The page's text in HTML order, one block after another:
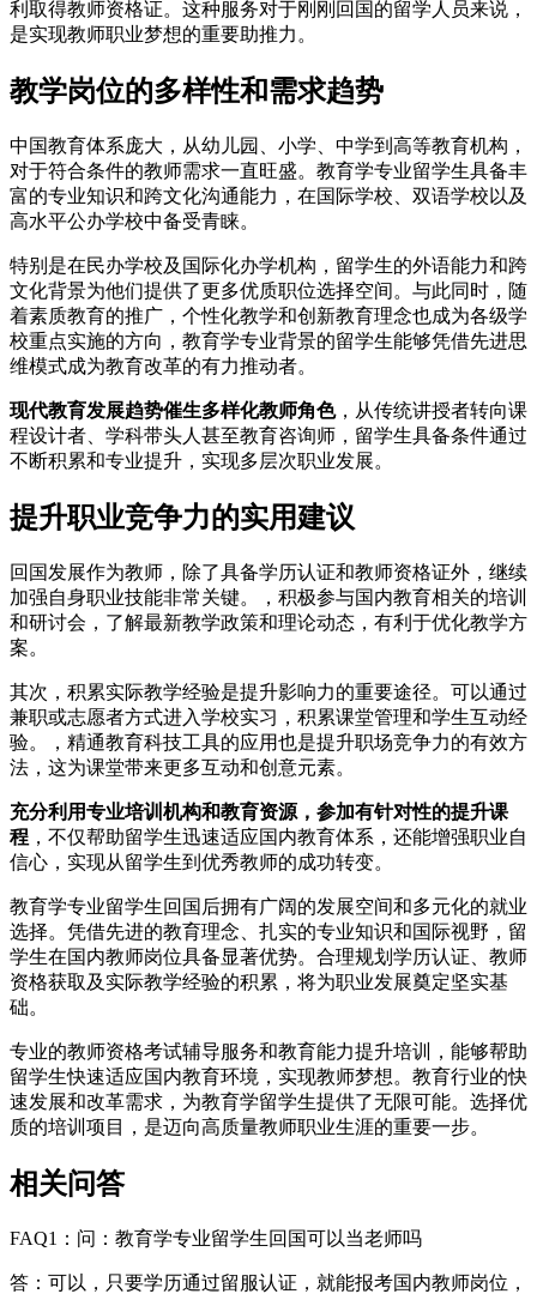
利取得教师资格证。这种服务对于刚刚回国的留学人员来说，
是实现教师职业梦想的重要助推力。
教学岗位的多样性和需求趋势
中国教育体系庞大，从幼儿园、小学、中学到高等教育机构，
对于符合条件的教师需求一直旺盛。教育学专业留学生具备丰
富的专业知识和跨文化沟通能力，在国际学校、双语学校以及
高水平公办学校中备受青睐。
特别是在民办学校及国际化办学机构，留学生的外语能力和跨
文化背景为他们提供了更多优质职位选择空间。与此同时，随
着素质教育的推广，个性化教学和创新教育理念也成为各级学
校重点实施的方向，教育学专业背景的留学生能够凭借先进思
维模式成为教育改革的有力推动者。
现代教育发展趋势催生多样化教师角色，从传统讲授者转向课
程设计者、学科带头人甚至教育咨询师，留学生具备条件通过
不断积累和专业提升，实现多层次职业发展。
提升职业竞争力的实用建议
回国发展作为教师，除了具备学历认证和教师资格证外，继续
加强自身职业技能非常关键。，积极参与国内教育相关的培训
和研讨会，了解最新教学政策和理论动态，有利于优化教学方
案。
其次，积累实际教学经验是提升影响力的重要途径。可以通过
兼职或志愿者方式进入学校实习，积累课堂管理和学生互动经
验。，精通教育科技工具的应用也是提升职场竞争力的有效方
法，这为课堂带来更多互动和创意元素。
充分利用专业培训机构和教育资源，参加有针对性的提升课
程 ，不仅帮助留学生迅速适应国内教育体系，还能增强职业自
信心，实现从留学生到优秀教师的成功转变。
教育学专业留学生回国后拥有广阔的发展空间和多元化的就业
选择。凭借先进的教育理念、扎实的专业知识和国际视野，留
学生在国内教师岗位具备显著优势。合理规划学历认证、教师
资格获取及实际教学经验的积累，将为职业发展奠定坚实基
础。
专业的教师资格考试辅导服务和教育能力提升培训，能够帮助
留学生快速适应国内教育环境，实现教师梦想。教育行业的快
速发展和改革需求，为教育学留学生提供了无限可能。选择优
质的培训项目，是迈向高质量教师职业生涯的重要一步。
相关问答
FAQ1：问：教育学专业留学生回国可以当老师吗
答：可以，只要学历通过留服认证，就能报考国内教师岗位，